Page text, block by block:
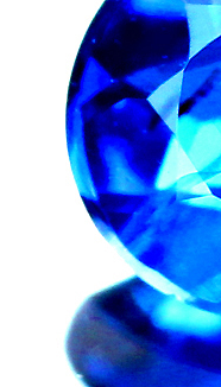
ご注文手続き カ